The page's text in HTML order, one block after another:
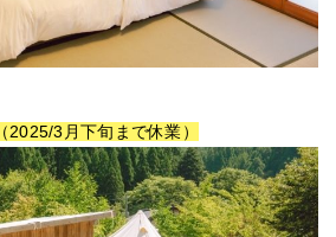
（2025/3月下旬まで休業）